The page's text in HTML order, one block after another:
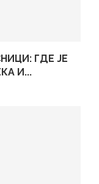
ГДЕ ЈЕ
И...